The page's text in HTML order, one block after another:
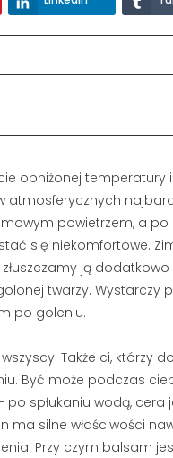
kilka
obniżonej
powietrzem, a
się niekomfortowe.
ją dodatkowo
twarzy. Wystarczy
po goleniu.
Także ci, którzy
Być może podczas
po spłukaniu wodą,
silne właściwości
Przy czym balsam